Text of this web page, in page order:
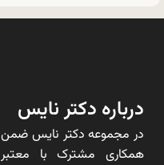
درباره دکتر نایس
در مجموعه دکتر نایس ضمن
همکاری مشترک با معتبر